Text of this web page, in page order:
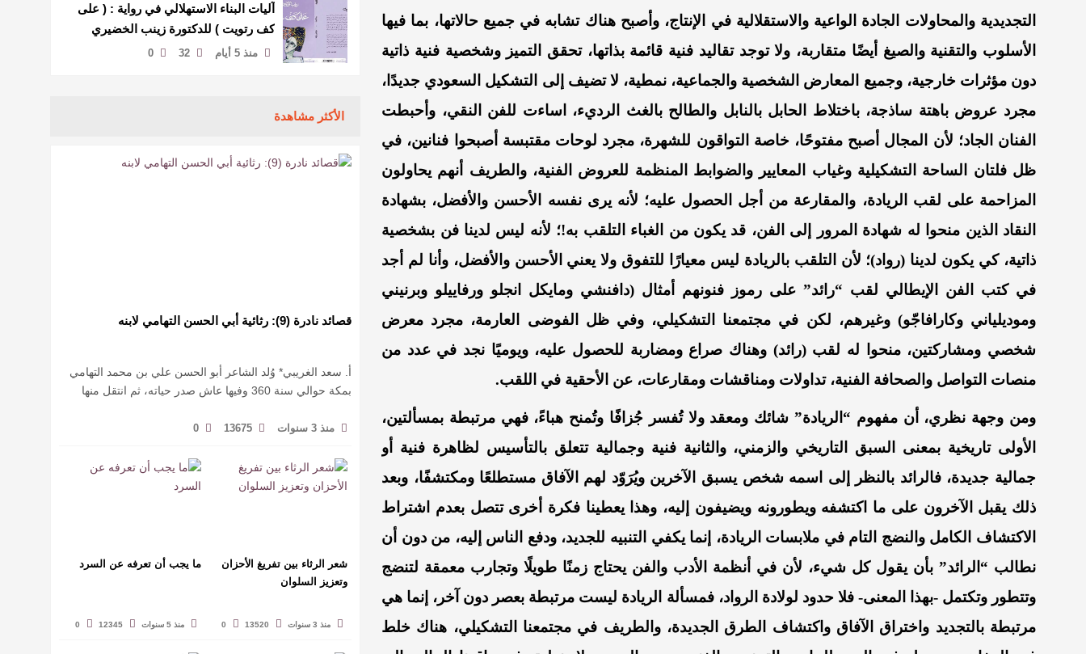
آليات البناء الاستهلالي في رواية : ( على
كف رتويت ) للدكتورة زينب الخضيري
منذ 5 أيام 32
0
الأكثر مشاهدة
قصائد نادرة (9): رثائية أبي الحسن التهامي لابنه
أ. سعد الغريبي* وُلد الشاعر أبو الحسن علي بن محمد التهامي
بمكة حوالي سنة 360 وفيها عاش صدر حياته، ثم انتقل منها
منذ 3 سنوات 13675
0
شعر الرثاء بين تفريغ الأحزان
وتعزيز السلوان
منذ 3 سنوات 13520
0
ما يجب أن تعرفه عن السرد
منذ 5 سنوات 12345
0
التجديدية والمحاولات الجادة الواعية والاستقلالية في الإنتاج، وأصبح هناك تشابه في جميع حالاتها، بما فيها
الأسلوب والتقنية والصيغ أيضًا متقاربة، ولا توجد تقاليد فنية قائمة بذاتها، تحقق التميز وشخصية فنية ذاتية
دون مؤثرات خارجية، وجميع المعارض الشخصية والجماعية، نمطية، لا تضيف إلى التشكيل السعودي جديدًا،
مجرد عروض باهتة ساذجة، باختلاط الحابل بالنابل والطالح بالغث الرديء، اساءت للفن النقي، وأحبطت
الفنان الجاد؛ لأن المجال أصبح مفتوحًا، خاصة التواقون للشهرة، مجرد لوحات مقتبسة أصبحوا فنانين، في
ظل فلتان الساحة التشكيلية وغياب المعايير والضوابط المنظمة للعروض الفنية، والطريف أنهم يحاولون
المزاحمة على لقب الريادة، والمقارعة من أجل الحصول عليه؛ لأنه يرى نفسه الأحسن والأفضل، بشهادة
النقاد الذين منحوا له شهادة المرور إلى الفن، قد يكون من الغباء التلقب به!؛ لأنه ليس لدينا فن بشخصية
ذاتية، كي يكون لدينا (رواد)؛ لأن التلقب بالريادة ليس معيارًا للتفوق ولا يعني الأحسن والأفضل، وأنا لم أجد
في كتب الفن الإيطالي لقب “رائد” على رموز فنونهم أمثال (دافنشي ومايكل انجلو ورفاييلو وبرنيني
وموديلياني وكارافاجّو) وغيرهم، لكن في مجتمعنا التشكيلي، وفي ظل الفوضى العارمة، مجرد معرض
شخصي ومشاركتين، منحوا له لقب (رائد) وهناك صراع ومضاربة للحصول عليه، ويوميًا نجد في عدد من
منصات التواصل والصحافة الفنية، تداولات ومناقشات ومقارعات، عن الأحقية في اللقب.
ومن وجهة نظري، أن مفهوم “الريادة” شائك ومعقد ولا تُفسر جُزافًا وتُمنح هباءً، فهي مرتبطة بمسألتين،
الأولى تاريخية بمعنى السبق التاريخي والزمني، والثانية فنية وجمالية تتعلق بالتأسيس لظاهرة فنية أو
جمالية جديدة، فالرائد بالنظر إلى اسمه شخص يسبق الآخرين ويُرَوّد لهم الآفاق مستطلعًا ومكتشفًا، وبعد
ذلك يقبل الآخرون على ما اكتشفه ويطورونه ويضيفون إليه، وهذا يعطينا فكرة أخرى تتصل بعدم اشتراط
الاكتشاف الكامل والنضج التام في ملابسات الريادة، إنما يكفي التنبيه للجديد، ودفع الناس إليه، من دون أن
نطالب “الرائد” بأن يقول كل شيء، لأن في أنظمة الأدب والفن يحتاج زمنًا طويلًا وتجارب معمقة لتنضج
وتتطور وتكتمل -بهذا المعنى- فلا حدود لولادة الرواد، فمسألة الريادة ليست مرتبطة بعصر دون آخر، إنما هي
مرتبطة بالتجديد واختراق الآفاق واكتشاف الطرق الجديدة، والطريف في مجتمعنا التشكيلي، هناك خلط